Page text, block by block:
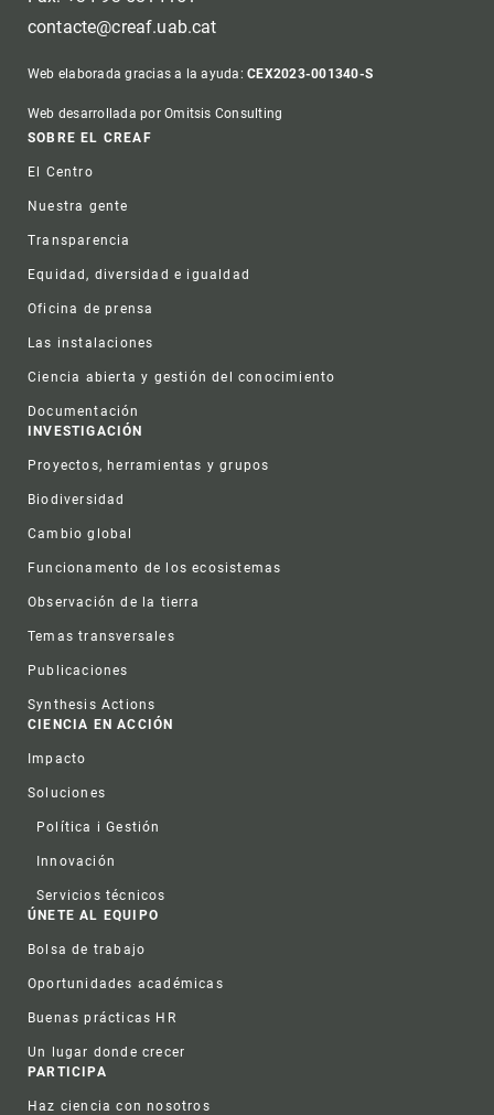
contacte@creaf.uab.cat
Web elaborada gracias a la ayuda:CEX2023-001340-S
Web desarrollada por Omitsis Consulting
Footer
SOBRE EL CREAF
El Centro
Nuestra gente
Transparencia
Equidad, diversidad e igualdad
Oficina de prensa
Las instalaciones
Ciencia abierta y gestión del conocimiento
Documentación
INVESTIGACIÓN
Proyectos, herramientas y grupos
Biodiversidad
Cambio global
Funcionamento de los ecosistemas
Observación de la tierra
Temas transversales
Publicaciones
Synthesis Actions
CIENCIA EN ACCIÓN
Impacto
Soluciones
Política i Gestión
Innovación
Servicios técnicos
ÚNETE AL EQUIPO
Bolsa de trabajo
Oportunidades académicas
Buenas prácticas HR
Un lugar donde crecer
PARTICIPA
Haz ciencia con nosotros